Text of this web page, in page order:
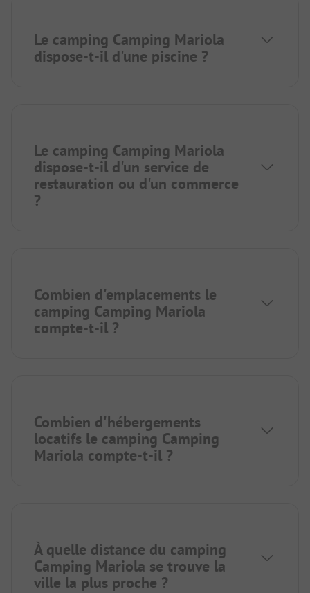
Le camping Camping Mariola
dispose-t-il d'une piscine ?
Le camping Camping Mariola
dispose-t-il d'un service de
restauration ou d'un commerce
?
Combien d'emplacements le
camping Camping Mariola
compte-t-il ?
Combien d'hébergements
locatifs le camping Camping
Mariola compte-t-il ?
À quelle distance du camping
Camping Mariola se trouve la
ville la plus proche ?